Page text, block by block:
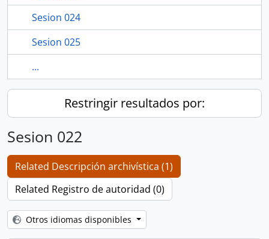
Sesion 024
Sesion 025
...
Restringir resultados por:
Sesion 022
Related Descripción archivística (1)
Related Registro de autoridad (0)
Otros idiomas disponibles